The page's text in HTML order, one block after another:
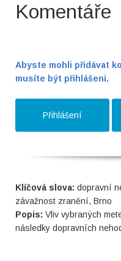
Komentáře
Abyste mohli přidávat
musíte být přihlášeni.
Přihlášení
Klíčová slova: dopravní
závažnost zranění, Brno
Popis: Vliv vybraných
následky dopravních